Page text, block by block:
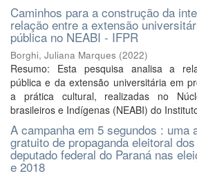
Caminhos para a construção da
relação entre a extensão
pública no NEABI - IFPR
Borghi, Juliana Marques (2022)
Resumo: Esta pesquisa analisa a
pública e da extensão universitária em
a prática cultural, realizadas no
brasileiros e Indígenas (NEABI) do
A campanha em 5 segundos : uma
gratuito de propaganda eleitoral
deputado federal do Paraná nas
e 2018